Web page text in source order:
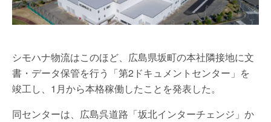
シモハナ物流はこのほど、広島県坂町の本社隣接地に文
書・データ保管を行う「第2ドキュメントセンター」を
竣工し、1月から本格稼働したことを発表した。
同センターは、広島呉道路「坂北インターチェンジ」か